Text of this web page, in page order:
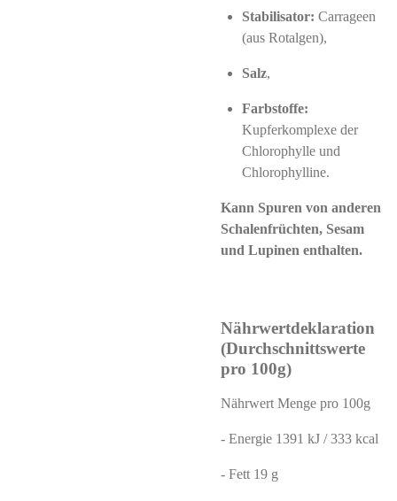
Stabilisator: Carrageen
(aus Rotalgen),
Salz,
Farbstoffe:
Kupferkomplexe der
Chlorophylle und
Chlorophylline.
Kann Spuren von anderen
Schalenfrüchten, Sesam
und Lupinen enthalten.
Nährwertdeklaration
(Durchschnittswerte
pro 100g)
Nährwert Menge pro 100g
- Energie 1391 kJ / 333 kcal
- Fett 19 g